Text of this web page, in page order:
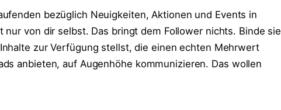
bezüglich Neuigkeiten, Aktionen und Events in
von dir selbst. Das bringt dem Follower nichts. Binde sie
zur Verfügung stellst, die einen echten Mehrwert
anbieten, auf Augenhöhe kommunizieren. Das wollen